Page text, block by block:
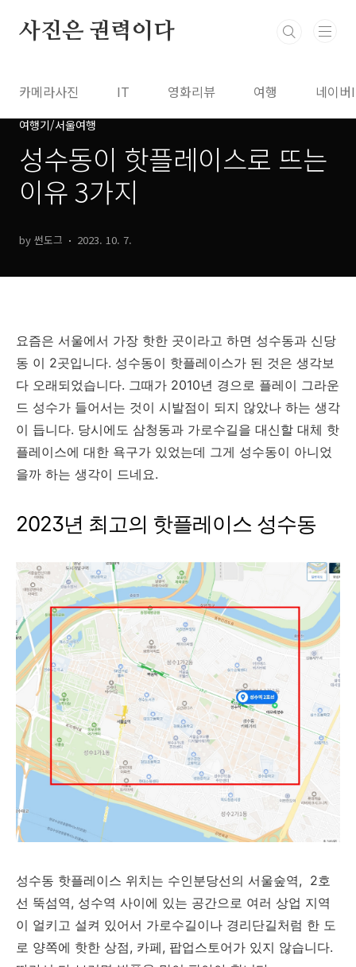
사진은 권력이다
카메라사진 IT 영화리뷰 여행 네이
여행기/서울여행
성수동이 핫플레이스로 뜨는
이유 3가지
by 썬도그 2023. 10. 7.
요즘은 서울에서 가장 핫한 곳이라고 하면 성수동과 신당
동 이 2곳입니다. 성수동이 핫플레이스가 된 것은 생각보
다 오래되었습니다. 그때가 2010년 경으로 플레이 그라운
드 성수가 들어서는 것이 시발점이 되지 않았나 하는 생각
이 듭니다. 당시에도 삼청동과 가로수길을 대신할 대체 핫
플레이스에 대한 욕구가 있었는데 그게 성수동이 아니었
을까 하는 생각이 드네요.
2023년 최고의 핫플레이스 성수동
성수동 핫플레이스 위치는 수인분당선의 서울숲역, 2호
선 뚝섬역, 성수역 사이에 있는 공간으로 여러 상업 지역
이 얼키고 설켜 있어서 가로수길이나 경리단길처럼 한 도
로 양쪽에 핫한 상점, 카페, 팝업스토어가 있지 않습니다.